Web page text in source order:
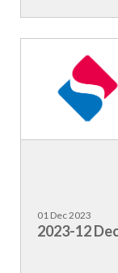
01 Dec 2023
2023-12